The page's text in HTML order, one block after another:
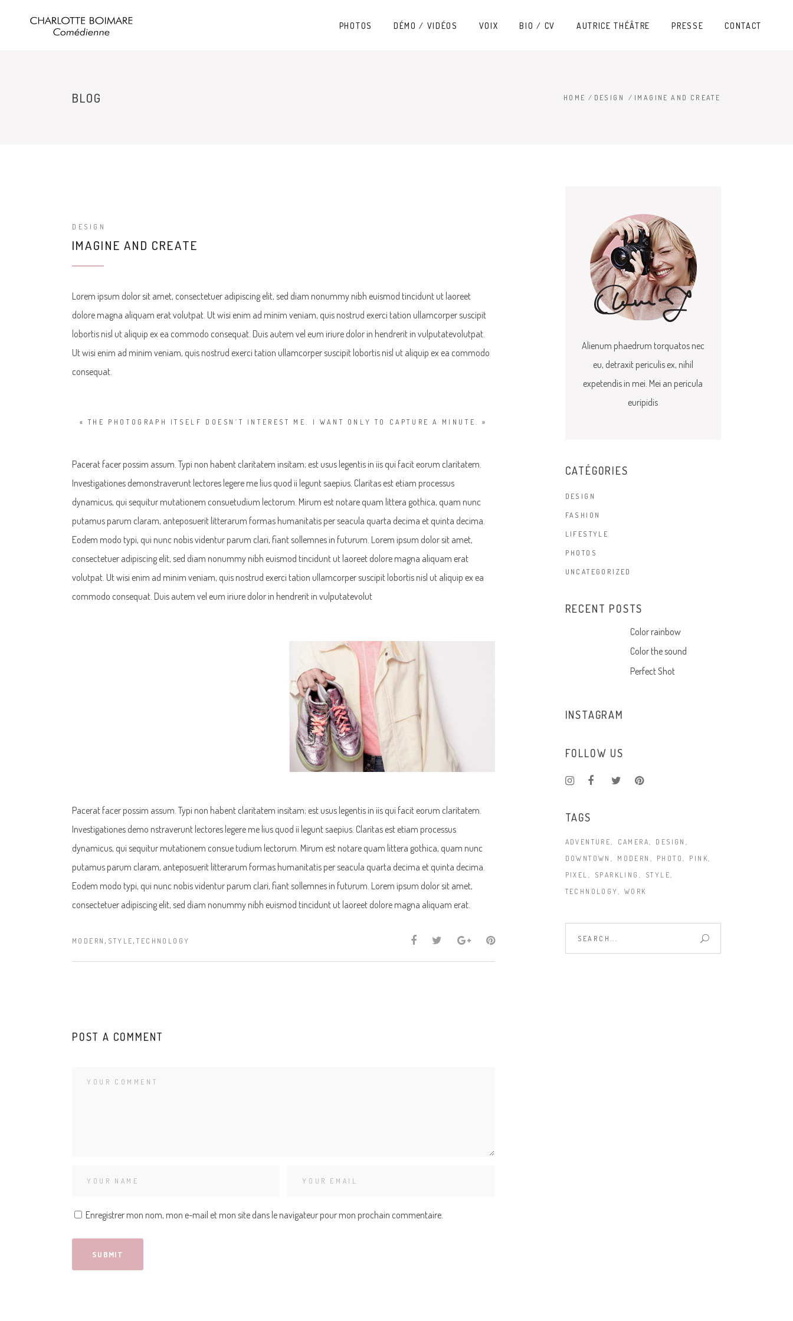
PHOTOS DÉMO / VIDÉOS VOIX BIO / CV AUTRICE THÉÂTRE PRESSE CONTACT
BLOG HOME / DESIGN / IMAGINE AND CREATE
DESIGN
IMAGINE AND CREATE
Lorem ipsum dolor sit amet, consectetuer adipiscing elit, sed diam nonummy nibh euismod tincidunt ut laoreet
dolore magna aliquam erat volutpat. Ut wisi enim ad minim veniam, quis nostrud exerci tation ullamcorper suscipit
lobortis nisl ut aliquip ex ea commodo consequat. Duis autem vel eum iriure dolor in hendrerit in vulputatevolutpat.
Ut wisi enim ad minim veniam, quis nostrud exerci tation ullamcorper suscipit lobortis nisl ut aliquip ex ea commodo
consequat.
« THE PHOTOGRAPH ITSELF DOESN’T INTEREST ME. I WANT ONLY TO CAPTURE A MINUTE. »
Pacerat facer possim assum. Typi non habent claritatem insitam; est usus legentis in iis qui facit eorum claritatem.
Investigationes demonstraverunt lectores legere me lius quod ii legunt saepius. Claritas est etiam processus
dynamicus, qui sequitur mutationem consuetudium lectorum. Mirum est notare quam littera gothica, quam nunc
putamus parum claram, anteposuerit litterarum formas humanitatis per seacula quarta decima et quinta decima.
Eodem modo typi, qui nunc nobis videntur parum clari, fiant sollemnes in futurum. Lorem ipsum dolor sit amet,
consectetuer adipiscing elit, sed diam nonummy nibh euismod tincidunt ut laoreet dolore magna aliquam erat
volutpat. Ut wisi enim ad minim veniam, quis nostrud exerci tation ullamcorper suscipit lobortis nisl ut aliquip ex ea
commodo consequat. Duis autem vel eum iriure dolor in hendrerit in vulputatevolut
Pacerat facer possim assum. Typi non habent claritatem insitam; est usus legentis in iis qui facit eorum claritatem.
Investigationes demo nstraverunt lectores legere me lius quod ii legunt saepius. Claritas est etiam processus
dynamicus, qui sequitur mutationem consue tudium lectorum. Mirum est notare quam littera gothica, quam nunc
putamus parum claram, anteposuerit litterarum formas humanitatis per seacula quarta decima et quinta decima.
Eodem modo typi, qui nunc nobis videntur parum clari, fiant sollemnes in futurum. Lorem ipsum dolor sit amet,
consectetuer adipiscing elit, sed diam nonummy nibh euismod tincidunt ut laoreet dolore magna aliquam erat.
MODERN, STYLE,TECHNOLOGY
POST A COMMENT
Enregistrer mon nom, mon e-mail et mon site dans le navigateur pour mon prochain commentaire.
Alienum phaedrum torquatos nec
eu, detraxit periculis ex, nihil
expetendis in mei. Mei an pericula
euripidis
CATÉGORIES
DESIGN
FASHION
LIFESTYLE
PHOTOS
UNCATEGORIZED
RECENT POSTS
Color rainbow
Color the sound
Perfect Shot
INSTAGRAM
FOLLOW US
TAGS
ADVENTURE CAMERA
DESIGN
DOWNTOWN
MODERN PHOTO
PINK
PIXEL
SPARKLING
STYLE
TECHNOLOGY
WORK